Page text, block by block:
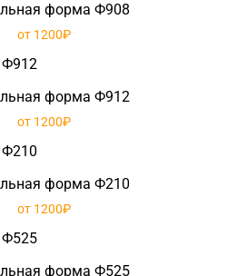
форма Ф908
от 1200₽
форма Ф912
от 1200₽
форма Ф210
от 1200₽
форма Ф525